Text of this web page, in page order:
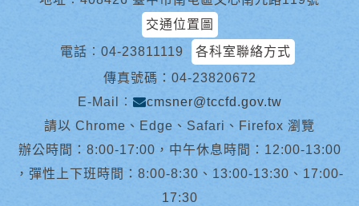
交通位置圖
電話︰ 04-23811119
各科室聯絡方式
傳真號碼：04-23820672
E-Mail︰
cmsner@tccfd.gov.tw
請以 Chrome、Edge、Safari、Firefox 瀏覽
辦公時間：8:00-17:00，中午休息時間：12:00-13:00
，彈性上下班時間：8:00-8:30、13:00-13:30、17:00-
17:30